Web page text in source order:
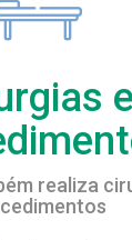
e
realiza